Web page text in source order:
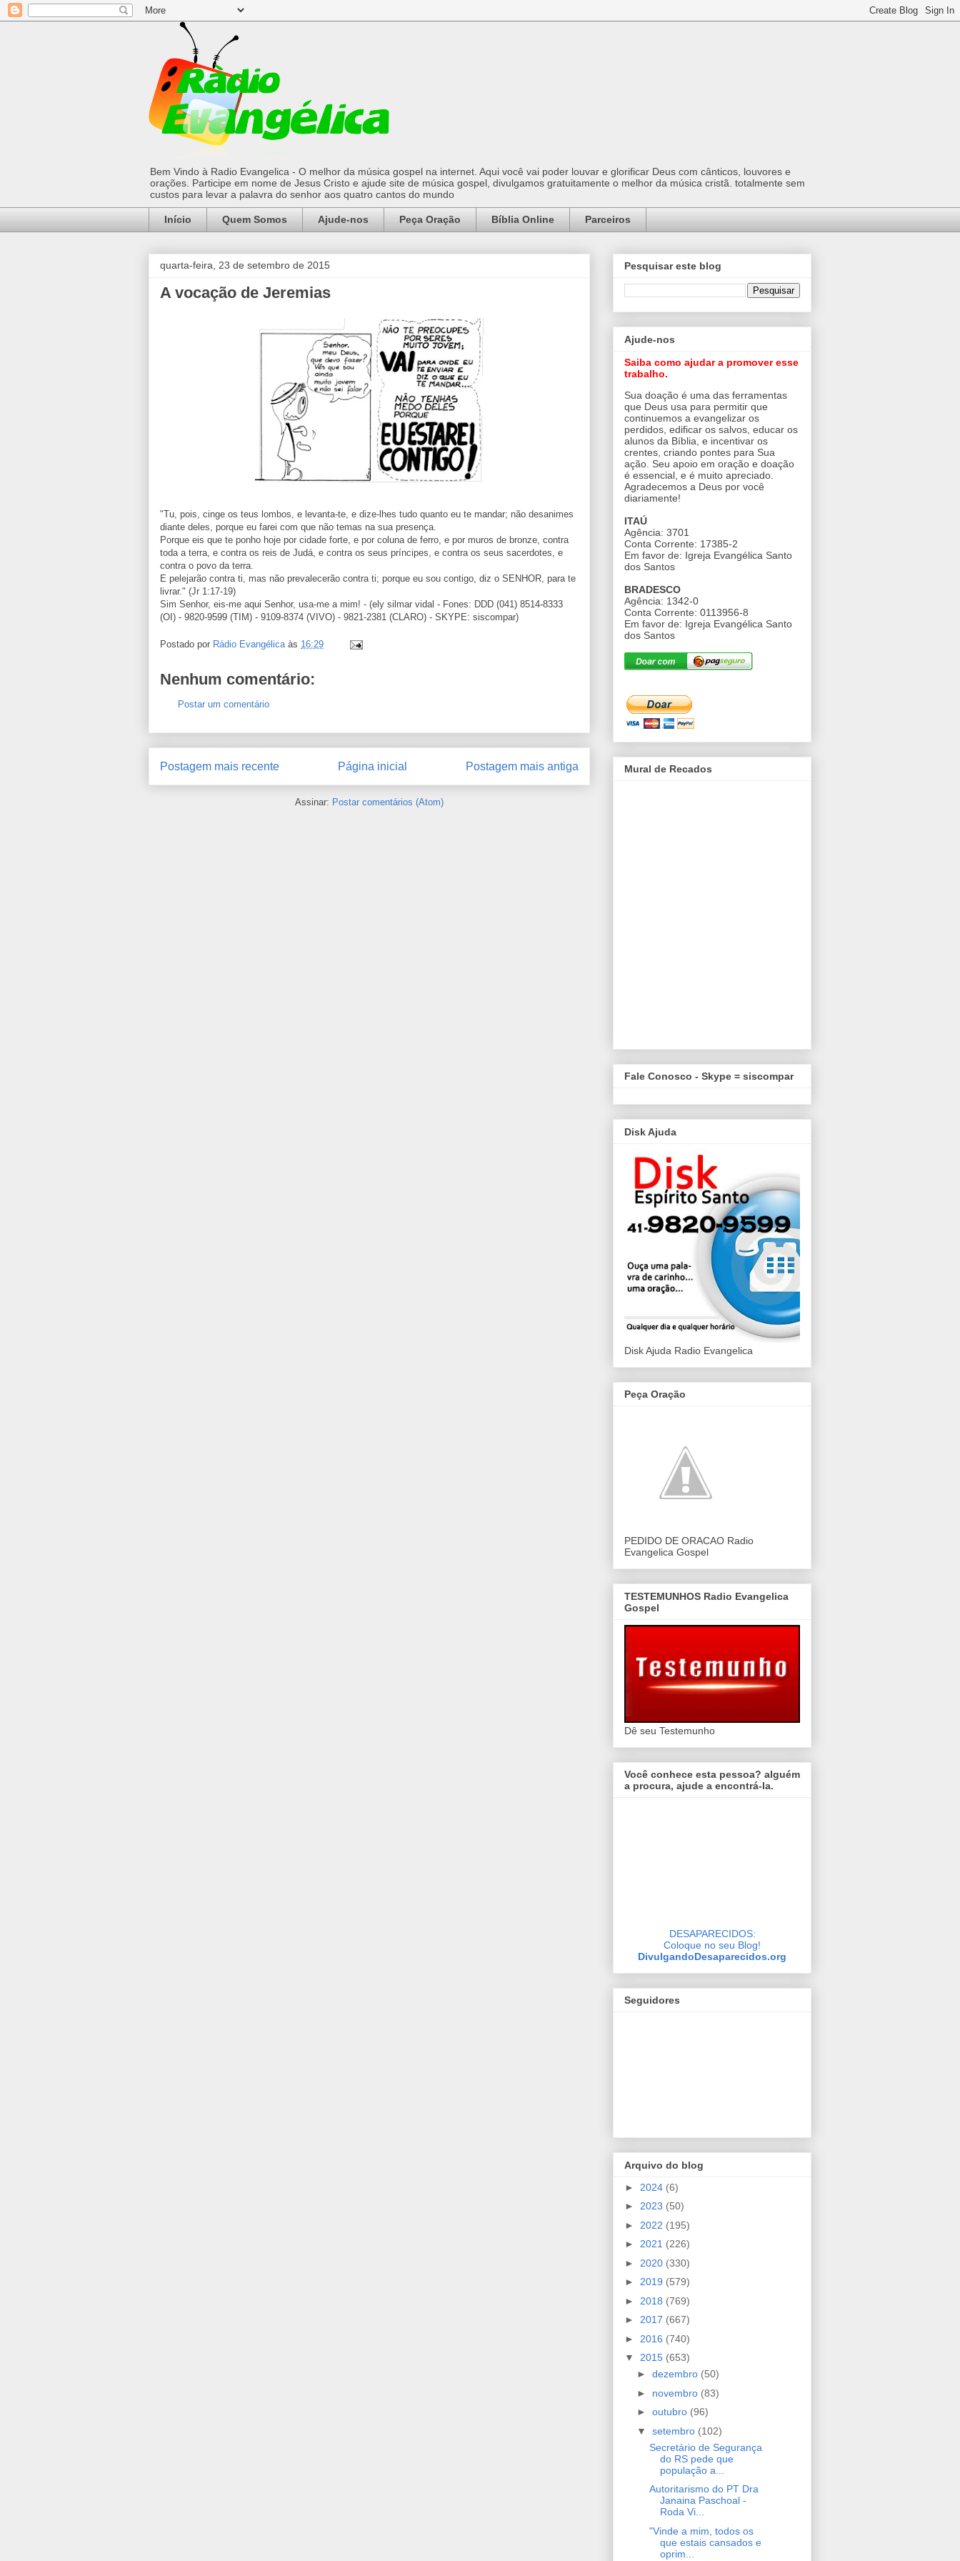
Bem Vindo à Radio Evangelica - O melhor da música gospel na internet. Aqui você vai poder louvar e glorificar Deus com cânticos, louvores e
orações. Participe em nome de Jesus Cristo e ajude site de música gospel, divulgamos gratuitamente o melhor da música cristã. totalmente sem
custos para levar a palavra do senhor aos quatro cantos do mundo
Início Quem Somos Ajude-nos Peça Oração Bíblia Online Parceiros
quarta-feira, 23 de setembro de 2015
A vocação de Jeremias
"Tu, pois, cinge os teus lombos, e levanta-te, e dize-lhes tudo quanto eu te mandar; não desanimes
diante deles, porque eu farei com que não temas na sua presença.
Porque eis que te ponho hoje por cidade forte, e por coluna de ferro, e por muros de bronze, contra
toda a terra, e contra os reis de Judá, e contra os seus príncipes, e contra os seus sacerdotes, e
contra o povo da terra.
E pelejarão contra ti, mas não prevalecerão contra ti; porque eu sou contigo, diz o SENHOR, para te
livrar." (Jr 1:17-19)
Sim Senhor, eis-me aqui Senhor, usa-me a mim! - (ely silmar vidal - Fones: DDD (041) 8514-8333
(OI) - 9820-9599 (TIM) - 9109-8374 (VIVO) - 9821-2381 (CLARO) - SKYPE: siscompar)
Postado por Rádio Evangélica às 16:29
Nenhum comentário:
Postar um comentário
Postagem mais recente Postagem mais antiga
Página inicial
Assinar: Postar comentários (Atom)
Pesquisar este blog
Ajude-nos
Saiba como ajudar a promover esse
trabalho.
Sua doação é uma das ferramentas
que Deus usa para permitir que
continuemos a evangelizar os
perdidos, edificar os salvos, educar os
alunos da Bíblia, e incentivar os
crentes, criando pontes para Sua
ação. Seu apoio em oração e doação
é essencial, e é muito apreciado.
Agradecemos a Deus por você
diariamente!
ITAÚ
Agência: 3701
Conta Corrente: 17385-2
Em favor de: Igreja Evangélica Santo
dos Santos
BRADESCO
Agência: 1342-0
Conta Corrente: 0113956-8
Em favor de: Igreja Evangélica Santo
dos Santos
Mural de Recados
Fale Conosco - Skype = siscompar
Disk Ajuda
Disk Ajuda Radio Evangelica
Peça Oração
PEDIDO DE ORACAO Radio
Evangelica Gospel
TESTEMUNHOS Radio Evangelica
Gospel
Dê seu Testemunho
Você conhece esta pessoa? alguém
a procura, ajude a encontrá-la.
DESAPARECIDOS:
Coloque no seu Blog!
DivulgandoDesaparecidos.org
Seguidores
Arquivo do blog
► 2024 (6)
► 2023 (50)
► 2022 (195)
► 2021 (226)
► 2020 (330)
► 2019 (579)
► 2018 (769)
► 2017 (667)
► 2016 (740)
▼ 2015 (653)
► dezembro (50)
► novembro (83)
► outubro (96)
▼ setembro (102)
Secretário de Segurança
do RS pede que
população a...
Autoritarismo do PT Dra
Janaina Paschoal -
Roda Vi...
"Vinde a mim, todos os
que estais cansados e
oprim...